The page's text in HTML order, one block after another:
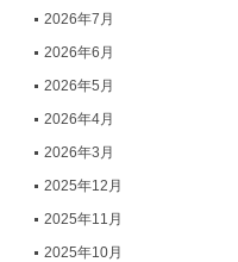
2026年7月
2026年6月
2026年5月
2026年4月
2026年3月
2025年12月
2025年11月
2025年10月